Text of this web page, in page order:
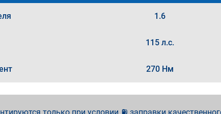
1.6
115 л.с.
270 Нм